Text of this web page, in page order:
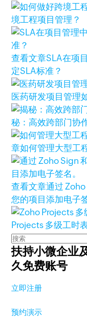
境工程项目管理？
查看文章SLA在项
定SLA标准？
医药研发项目管理
秘：高效跨部门协
章如何管理大型工
查看文章通过
您的项目添加电子
Projects 多级工时
扶持小微企业
久免费账号
立即注册
预约演示